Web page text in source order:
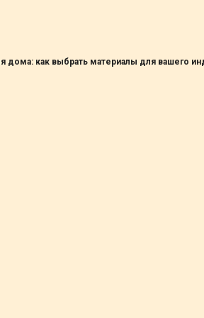
дома: как выбрать материалы для вашего